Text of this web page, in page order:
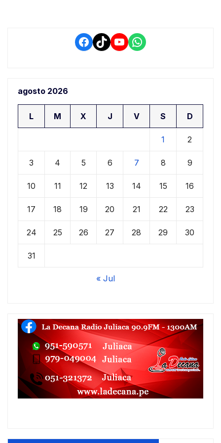
Facebook
TikTokYouTube
WhatsApp
agosto 2026
L M X J V S D
1 2
3 4 5 6 7 8 9
10 11 12 13 14 15 16
17 18 19 20 21 22 23
24 25 26 27 28 29 30
31
« Jul